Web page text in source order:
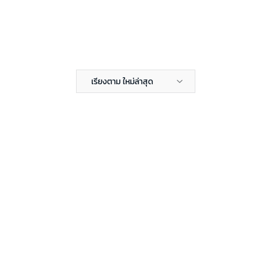
เรียงตาม ใหม่ล่าสุด